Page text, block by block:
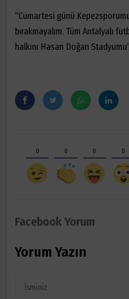
“Cumartesi günü
bırakmayalım. Tüm Antalyalı
halkını Hasan Doğan
0 0 0 0
Facebook Yorum
Yorum Yazın